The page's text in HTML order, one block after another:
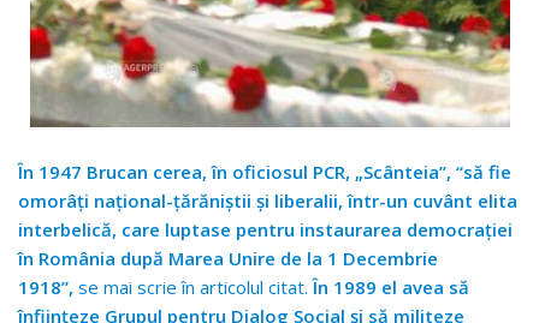
În 1947 Brucan cerea, în oficiosul PCR, „Scânteia”, “să fie
omorâţi naţional-ţărăniştii şi liberalii, într-un cuvânt elita
interbelică, care luptase pentru instaurarea democraţiei
în România după Marea Unire de la 1 Decembrie
1918”, se mai scrie în articolul citat.În 1989 el avea să
înființeze Grupul pentru Dialog Social și să militeze